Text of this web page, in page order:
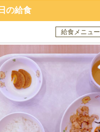
の給食
給食メニュー